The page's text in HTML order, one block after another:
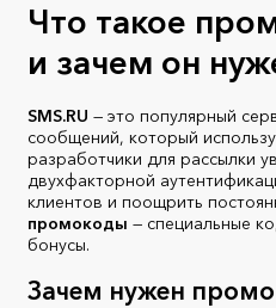
Что такое
и зачем он
SMS.RU — это популярный
сообщений, который
разработчики для рассылки
двухфакторной
клиентов и поощрить
промокоды — специальные
бонусы.
Зачем нужен